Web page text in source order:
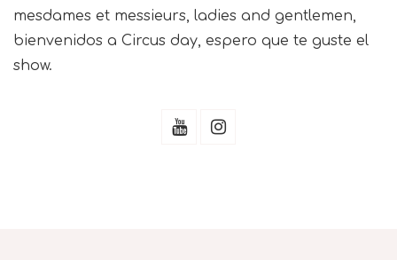
mesdames et messieurs, ladies and gentlemen,
bienvenidos a Circus day, espero que te guste el
show.